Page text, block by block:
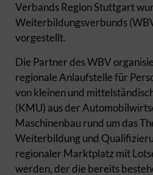
Verbands Region Stuttgart
Weiterbildungsverbunds
vorgestellt.
Die Partner des WBV
regionale Anlaufstelle für
von kleinen und
(KMU) aus der
Maschinenbau rund um das
Weiterbildung und
regionaler Marktplatz mit
werden, der die bereits